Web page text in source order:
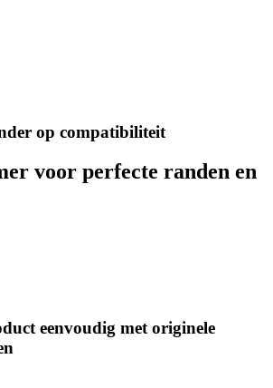
op compatibiliteit
voor perfecte randen en
eenvoudig met originele